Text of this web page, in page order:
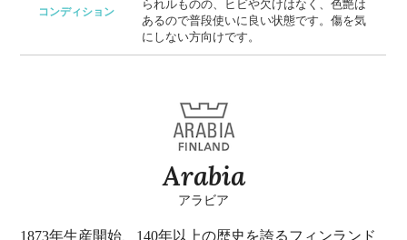
コンディション
られルものの、ヒビや欠けはなく、色艶は
あるので普段使いに良い状態です。傷を気
にしない方向けです。
Arabia
アラビア
1873年生産開始、140年以上の歴史を誇るフィンランド